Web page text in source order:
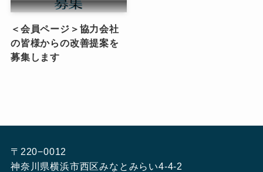
＜会員ページ＞協力会社
の皆様からの改善提案を
募集します
〒220−0012
神奈川県横浜市西区みなとみらい4-4-2